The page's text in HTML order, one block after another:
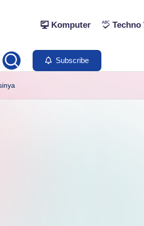
Komputer Techno
Subscribe